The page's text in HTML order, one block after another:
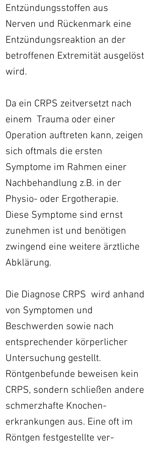
Entzündungsstoffen aus
Nerven und Rückenmark eine
Entzündungsreaktion an der
betroffenen Extremität ausgelöst
wird.
Da ein CRPS zeitversetzt nach
einem Trauma oder einer
Operation auftreten kann, zeigen
sich oftmals die ersten
Symptome im Rahmen einer
Nachbehandlung z.B. in der
Physio- oder Ergotherapie.
Diese Symptome sind ernst
zunehmen ist und benötigen
zwingend eine weitere ärztliche
Abklärung.
Die Diagnose CRPS wird anhand
von Symptomen und
Beschwerden sowie nach
entsprechender körperlicher
Untersuchung gestellt.
Röntgenbefunde beweisen kein
CRPS, sondern schließen andere
schmerzhafte Knochen-
erkrankungen aus. Eine oft im
Röntgen festgestellte ver-